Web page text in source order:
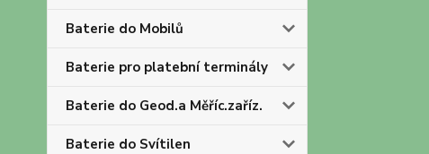
Baterie do Mobilů
Baterie pro platební terminály
Baterie do Geod.a Měříc.zaříz.
Baterie do Svítilen